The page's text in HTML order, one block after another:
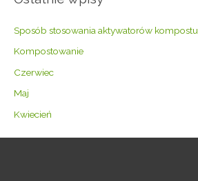
Sposób stosowania aktywatorów kompostu
Kompostowanie
Czerwiec
Maj
Kwiecień